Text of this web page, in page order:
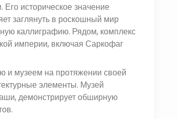
историческое значение
заглянуть в роскошный мир
каллиграфию. Рядом, комплекс
империи, включая Саркофаг
и музеем на протяжении своей
элементы. Музей
демонстрирует обширную